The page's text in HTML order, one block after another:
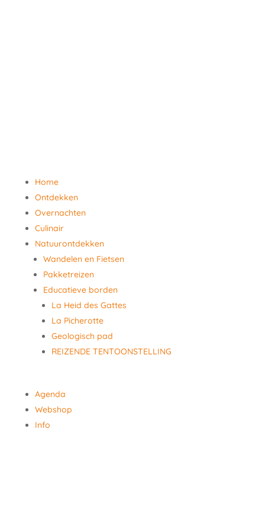
Home
Ontdekken
Overnachten
Culinair
Natuurontdekken
Wandelen en Fietsen
Pakketreizen
Educatieve borden
La Heid des Gattes
La Picherotte
Geologisch pad
REIZENDE TENTOONSTELLING
Agenda
Webshop
Info